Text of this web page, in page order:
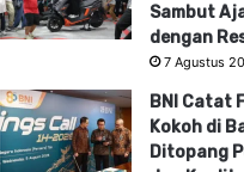
Sambut
dengan
7 Agustus
BNI Catat
Kokoh di
Ditopang